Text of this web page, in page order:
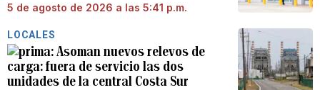
5 de agosto de 2026 a las 5:41 p.m.
LOCALES
Asoman nuevos relevos de
carga: fuera de servicio las dos
unidades de la central Costa Sur